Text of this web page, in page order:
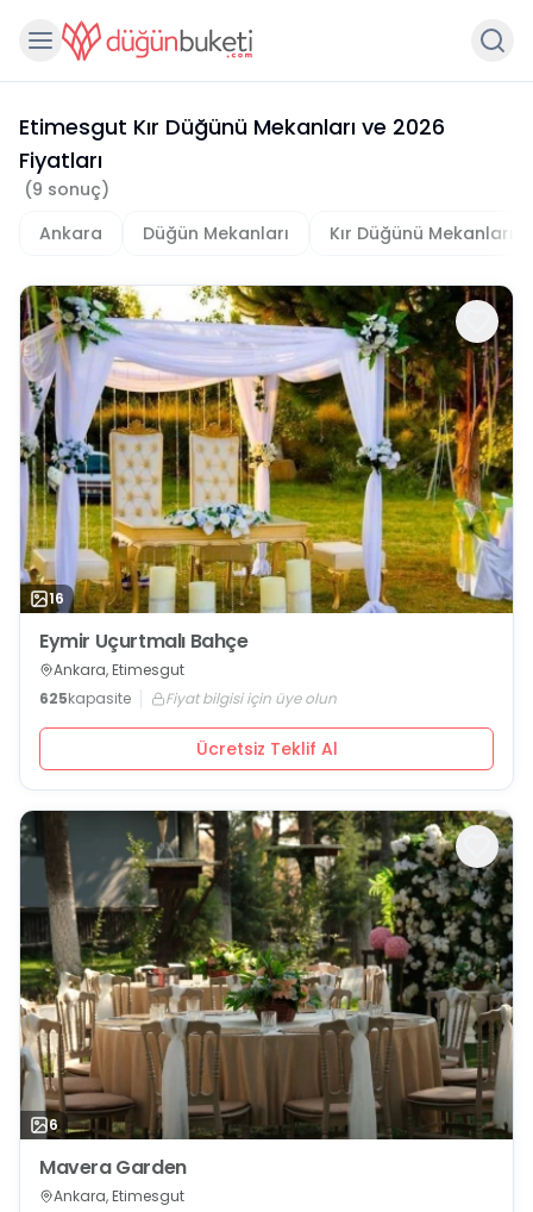
Etimesgut Kır Düğünü Mekanları ve 2026
Fiyatları
(9 sonuç)
Ankara
Düğün Mekanları Kır Düğünü Mekanları
16
Eymir Uçurtmalı Bahçe
Ankara, Etimesgut
625kapasite Fiyat bilgisi için üye olun
Ücretsiz Teklif Al
6
Mavera Garden
Ankara, Etimesgut